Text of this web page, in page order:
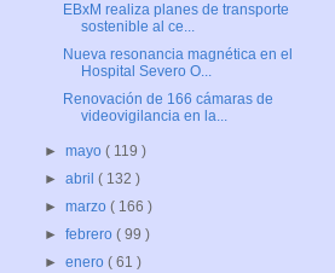
EBxM realiza planes de transporte
sostenible al ce...
Nueva resonancia magnética en el
Hospital Severo O...
Renovación de 166 cámaras de
videovigilancia en la...
►mayo( 119 )
►abril( 132 )
►marzo( 166 )
►febrero( 99 )
►enero( 61 )